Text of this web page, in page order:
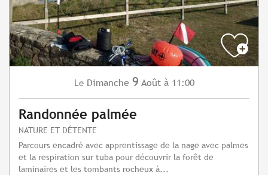
Le Dimanche 9 Août à 11:00
Randonnée palmée
NATURE ET DÉTENTE
Parcours encadré avec apprentissage de la nage avec palmes
et la respiration sur tuba pour découvrir la forêt de
laminaires et les tombants rocheux à...